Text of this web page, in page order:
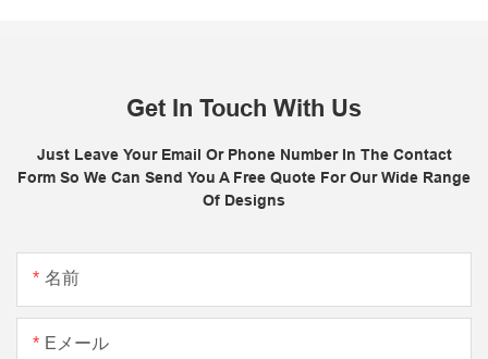
Get In Touch With Us
Just Leave Your Email Or Phone Number In The Contact
Form So We Can Send You A Free Quote For Our Wide Range
Of Designs
名前
Eメール